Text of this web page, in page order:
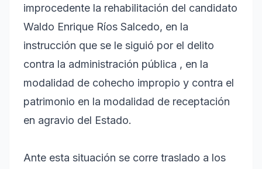
improcedente la rehabilitación del candidato
Waldo Enrique Ríos Salcedo, en la
instrucción que se le siguió por el delito
contra la administración pública , en la
modalidad de cohecho impropio y contra el
patrimonio en la modalidad de receptación
en agravio del Estado.
Ante esta situación se corre traslado a los